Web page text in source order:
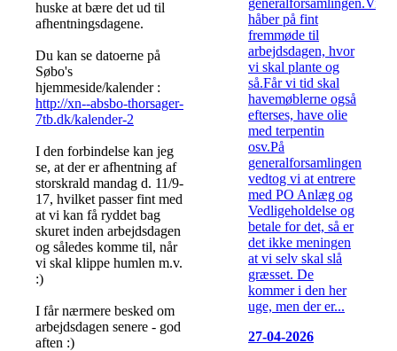
huske at bære det ud til
afhentningsdagene.
Du kan se datoerne på
Søbo's
hjemmeside/kalender :
http://xn--absbo-thorsager-
7tb.dk/kalender-2
I den forbindelse kan jeg
se, at der er afhentning af
storskrald mandag d. 11/9-
17, hvilket passer fint med
at vi kan få ryddet bag
skuret inden arbejdsdagen
og således komme til, når
vi skal klippe humlen m.v.
:)
I får nærmere besked om
arbejdsdagen senere - god
aften :)
generalforsamlingen.Vi
håber på fint
fremmøde til
arbejdsdagen, hvor
vi skal plante og
så.Får vi tid skal
havemøblerne også
efterses, have olie
med terpentin
osv.På
generalforsamlingen
vedtog vi at entrere
med PO Anlæg og
Vedligeholdelse og
betale for det, så er
det ikke meningen
at vi selv skal slå
græsset. De
kommer i den her
uge, men der er...
27-04-2026